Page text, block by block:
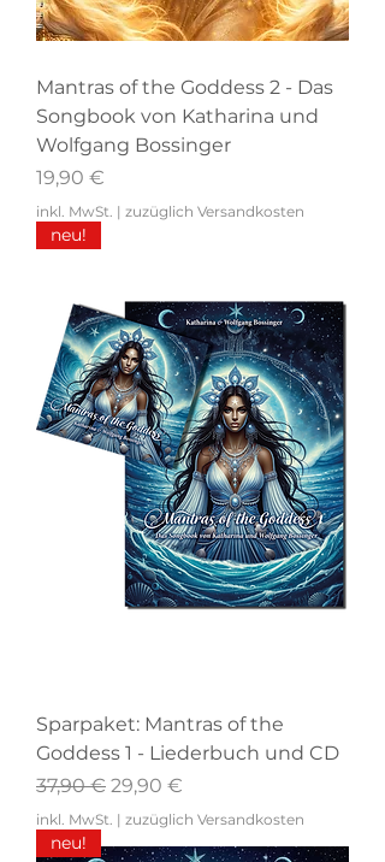
Mantras of the Goddess 2 - Das
Songbook von Katharina und
Wolfgang Bossinger
Preis
19,90 €
inkl. MwSt. | zuzüglich Versandkosten
neu!
Sparpaket: Mantras of the
Goddess 1 - Liederbuch und CD
Standardpreis
37,90 € Sale-Preis
29,90 €
inkl. MwSt. | zuzüglich Versandkosten
neu!